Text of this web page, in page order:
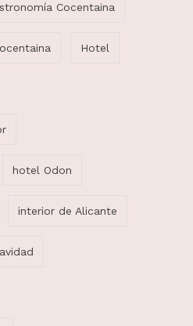
Cocentaina
Hotel
hotel Odon
interior de Alicante